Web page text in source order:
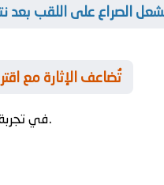
تُشعل الصراع على اللقب
🔔 تُضاعف الإثارة مع
فيفي مواجهة مباراة تعيد أمجاد المنافسات التاريخية.